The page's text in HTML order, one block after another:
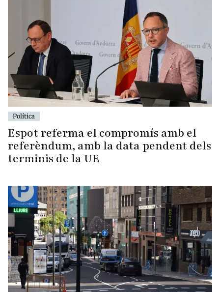
Política
Espot referma el compromís amb el
referèndum, amb la data pendent dels
terminis de la UE